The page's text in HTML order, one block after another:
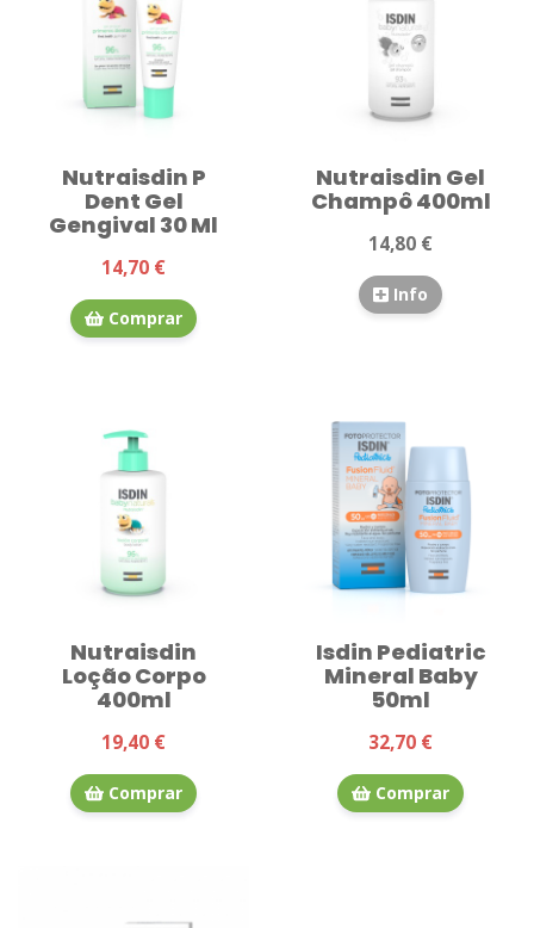
Nutraisdin P
Dent Gel
Gengival 30 Ml
14,70 €
Comprar
Nutraisdin Gel
Champô 400ml
14,80 €
Info
Nutraisdin
Loção Corpo
400ml
19,40 €
Comprar
Isdin Pediatric
Mineral Baby
50ml
32,70 €
Comprar